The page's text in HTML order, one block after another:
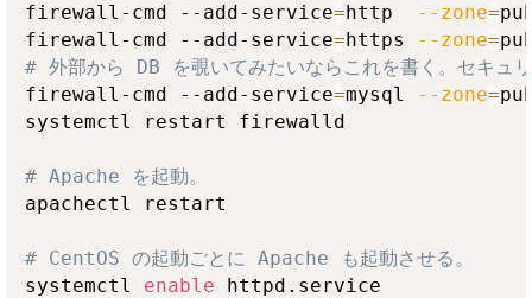
firewall-cmd --add-service= http --zone=
firewall-cmd --add-service= https --zone=
# 外部から DB を覗いてみたいならこれを書く。セキュ
firewall-cmd --add-service=mysql --zone=
systemctl restart firewalld
# Apache を起動。
apachectl restart
# CentOS の起動ごとに Apache も起動させる。
systemctl enable